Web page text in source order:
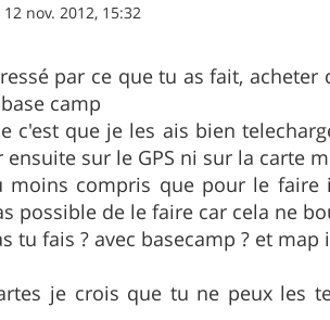
12 nov. 2012, 15:32
par ce que tu as fait, acheter
camp
c'est que je les ais bien
ensuite sur le GPS ni sur la carte
moins compris que pour le
possible de le faire car cela ne
tu fais ? avec basecamp ? et map
je crois que tu ne peux les